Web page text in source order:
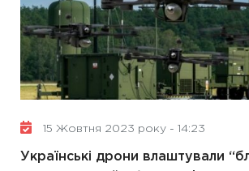
15 Жовтня 2023 року - 14:23
Українські дрони влаштували